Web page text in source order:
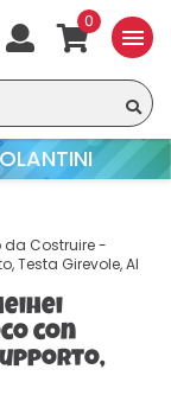
0
menu
da Costruire -
Testa Girevole, Al
con